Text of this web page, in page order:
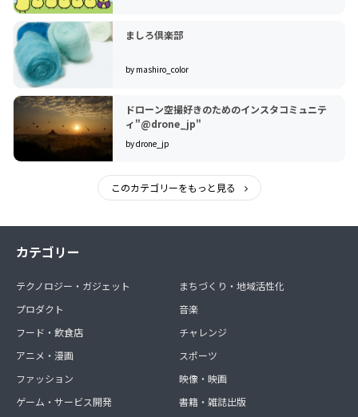
ましろ倶楽部
by mashiro_color
ドローン空撮好きのためのインスタコミュニテ
ィ"@drone_jp"
by drone_jp
このカテゴリーをもっと見る
カテゴリー
テクノロジー・ガジェット
プロダクト
フード・飲食店
アニメ・漫画
ファッション
ゲーム・サービス開発
まちづくり・地域活性化
音楽
チャレンジ
スポーツ
映像・映画
書籍・雑誌出版